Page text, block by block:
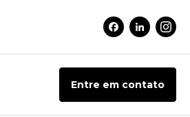
Facebook
Linkedin
Entre em contato